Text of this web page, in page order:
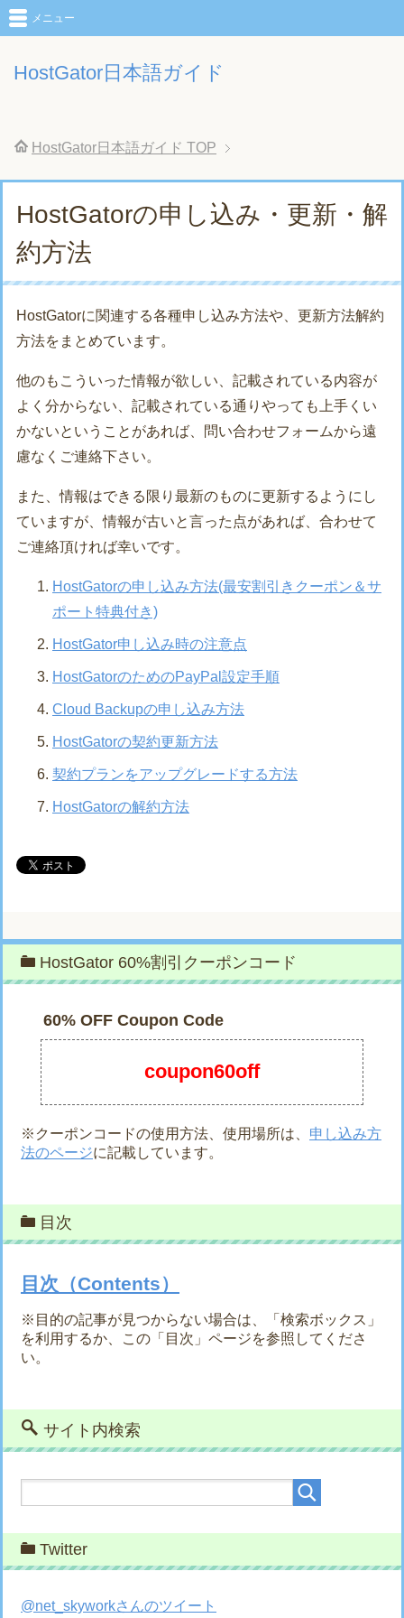
HostGator日本語ガイド
メニュー
HostGator日本語ガイド TOP
HostGatorの申し込み・更新・解
約方法
HostGatorに関連する各種申し込み方法や、更新方法解約
方法をまとめています。
他のもこういった情報が欲しい、記載されている内容が
よく分からない、記載されている通りやっても上手くい
かないということがあれば、問い合わせフォームから遠
慮なくご連絡下さい。
また、情報はできる限り最新のものに更新するようにし
ていますが、情報が古いと言った点があれば、合わせて
ご連絡頂ければ幸いです。
HostGatorの申し込み方法(最安割引きクーポン＆サ
ポート特典付き)
HostGator申し込み時の注意点
HostGatorのためのPayPal設定手順
Cloud Backupの申し込み方法
HostGatorの契約更新方法
契約プランをアップグレードする方法
HostGatorの解約方法
HostGator 60%割引クーポンコード
60% OFF Coupon Code
coupon60off
※クーポンコードの使用方法、使用場所は、 申し込み方
法のページに記載しています。
目次
目次（Contents）
※目的の記事が見つからない場合は、「検索ボックス」
を利用するか、この「目次」ページを参照してくださ
い。
サイト内検索
Twitter
@net_skyworkさんのツイート